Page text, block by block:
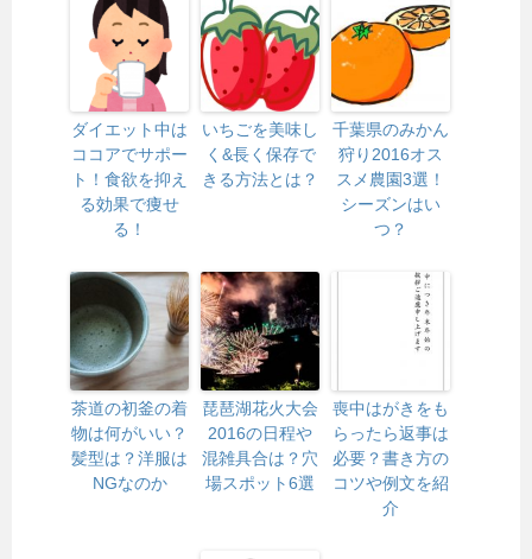
ダイエット中は
ココアでサポー
ト！食欲を抑え
る効果で痩せ
る！
いちごを美味し
く&長く保存で
きる方法とは？
千葉県のみかん
狩り2016オス
スメ農園3選！
シーズンはい
つ？
茶道の初釜の着
物は何がいい？
髪型は？洋服は
NGなのか
琵琶湖花火大会
2016の日程や
混雑具合は？穴
場スポット6選
喪中はがきをも
らったら返事は
必要？書き方の
コツや例文を紹
介